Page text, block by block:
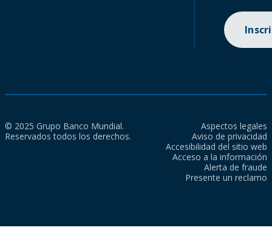
© 2025 Grupo Banco Mundial.
Reservados todos los derechos.
Aspectos legales
Aviso de privacidad
Accesibilidad del sitio web
Acceso a la información
Alerta de fraude
Presente un reclamo